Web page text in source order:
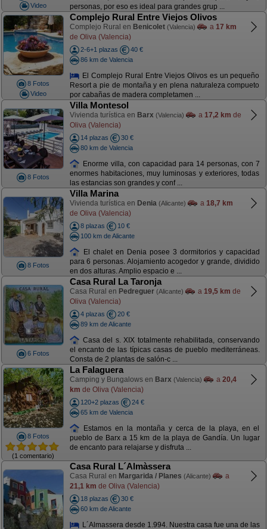
Video
personas, por eso es ideal para grandes grup ...
8 Fotos
Video
Complejo Rural Entre Viejos Olivos
Complejo Rural en Benicolet (Valencia) a 17 km
de Oliva (Valencia)
2-6+1 plazas
40 €
86 km de Valencia
El Complejo Rural Entre Viejos Olivos es un pequeño
Resort a pie de montaña y en plena naturaleza compueto
por cabañas de madera completamen ...
8 Fotos
Villa Montesol
Vivienda turística en Barx (Valencia) a 17,2 km de
Oliva (Valencia)
14 plazas
30 €
80 km de Valencia
Enorme villa, con capacidad para 14 personas, con 7
enormes habitaciones, muy luminosas y exteriores, todas
las estancias son grandes y conf ...
8 Fotos
Villa Marina
Vivienda turística en Denia (Alicante) a 18,7 km
de Oliva (Valencia)
8 plazas
10 €
100 km de Alicante
El chalet en Denia posee 3 dormitorios y capacidad
para 6 personas. Alojamiento acogedor y grande, dividido
en dos alturas. Amplio espacio e ...
6 Fotos
Casa Rural La Taronja
Casa Rural en Pedreguer (Alicante) a 19,5 km de
Oliva (Valencia)
4 plazas
20 €
89 km de Alicante
Casa del s. XIX totalmente rehabilitada, conservando
el encanto de las típicas casas de pueblo mediterráneas.
Consta de 2 plantas de salón-c ...
8 Fotos
(1 comentario)
La Falaguera
Camping y Bungalows en Barx (Valencia) a 20,4
km de Oliva (Valencia)
120+2 plazas
24 €
65 km de Valencia
Estamos en la montaña y cerca de la playa, en el
pueblo de Barx a 15 km de la playa de Gandía. Un lugar
de encanto para relajarse y disfruta ...
Casa Rural L´Almàssera
Casa Rural en Margarida / Planes (Alicante)
a
21,1 km de Oliva (Valencia)
18 plazas
30 €
60 km de Alicante
L´Almassera desde 1.994. Nuestra casa fue una de las